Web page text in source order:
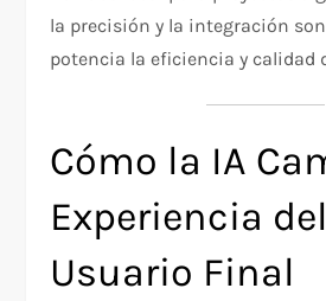
la precisión y la integración
potencia la eficiencia y calidad
Cómo la IA
Experiencia del
Usuario Final